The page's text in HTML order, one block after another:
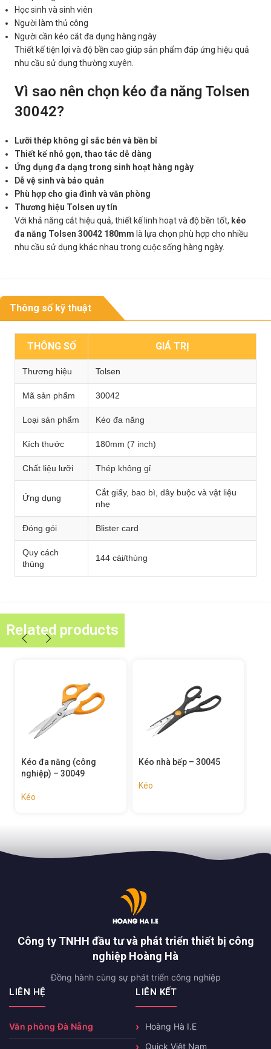
Học sinh và sinh viên
Người làm thủ công
Người cần kéo cắt đa dụng hàng ngày
Thiết kế tiện lợi và độ bền cao giúp sản phẩm đáp ứng hiệu quả
nhu cầu sử dụng thường xuyên.
Vì sao nên chọn kéo đa năng Tolsen
30042?
Lưỡi thép không gỉ sắc bén và bền bỉ
Thiết kế nhỏ gọn, thao tác dễ dàng
Ứng dụng đa dạng trong sinh hoạt hàng ngày
Dễ vệ sinh và bảo quản
Phù hợp cho gia đình và văn phòng
Thương hiệu Tolsen uy tín
Với khả năng cắt hiệu quả, thiết kế linh hoạt và độ bền tốt, kéo
đa năng Tolsen 30042 180mm là lựa chọn phù hợp cho nhiều
nhu cầu sử dụng khác nhau trong cuộc sống hàng ngày.
Thông số kỹ thuật
THÔNG SỐ GIÁ TRỊ
Thương hiệu Tolsen
Mã sản phẩm 30042
Loại sản phẩm Kéo đa năng
Kích thước 180mm (7 inch)
Chất liệu lưỡi Thép không gỉ
Ứng dụng
Cắt giấy, bao bì, dây buộc và vật liệu
nhẹ
Đóng gói Blister card
Quy cách
thùng
144 cái/thùng
Related products
Kéo nhà bếp – 30045 Kéo gia dụng – 30044
Kéo
Công ty TNHH đầu tư và phát triển thiết bị công
nghiệp Hoàng Hà
Đồng hành cùng sự phát triển công nghiệp
LIÊN HỆ
Văn phòng Đà Nẵng
LIÊN KẾT
Hoàng Hà I.E
Quick Việt Nam